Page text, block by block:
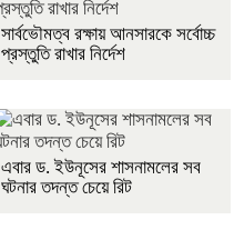
সার্বভৌমত্ব রক্ষায় আনসারকে সর্বোচ্চ
প্রস্তুতি রাখার নির্দেশ
এবার ড. ইউনূসের শাসনামলের সব
ঘটনার তদন্ত চেয়ে রিট